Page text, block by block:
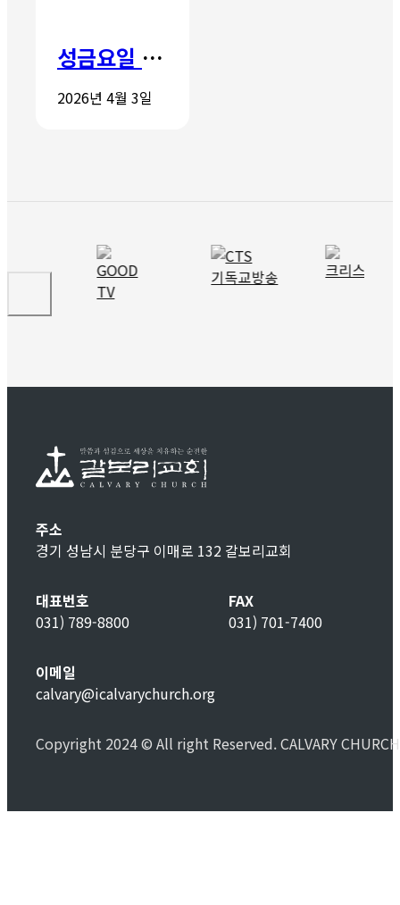
성금요일 칸타타
2026년 4월 3일
주소
경기 성남시 분당구 이매로 132 갈보리교회
대표번호
031) 789-8800
FAX
031) 701-7400
이메일
calvary@icalvarychurch.org
Copyright 2024 © All right Reserved. CALVARY CHURCH